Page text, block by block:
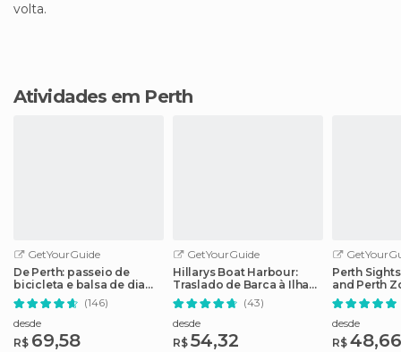
volta.
Atividades em Perth
GetYourGuide
De Perth: passeio de
bicicleta e balsa de dia
inteiro na Ilha Rottnest
(146)
desde
R$ 69,58
GetYourGuide
Hillarys Boat Harbour:
Traslado de Barca à Ilha
Rottnest
(43)
desde
R$ 54,32
Perth
and Perth
Entry Ticket
desde
R$ 48,66